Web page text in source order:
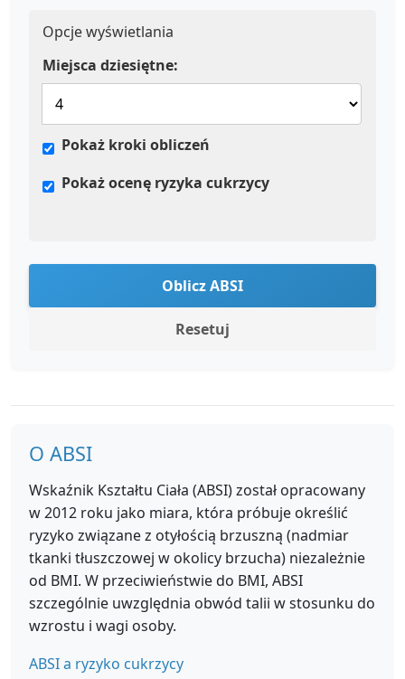
Opcje wyświetlania
Miejsca dziesiętne:
Pokaż kroki obliczeń
Pokaż ocenę ryzyka cukrzycy
Oblicz ABSI
Resetuj
O ABSI
Wskaźnik Kształtu Ciała (ABSI) został opracowany
w 2012 roku jako miara, która próbuje określić
ryzyko związane z otyłością brzuszną (nadmiar
tkanki tłuszczowej w okolicy brzucha) niezależnie
od BMI. W przeciwieństwie do BMI, ABSI
szczególnie uwzględnia obwód talii w stosunku do
wzrostu i wagi osoby.
ABSI a ryzyko cukrzycy